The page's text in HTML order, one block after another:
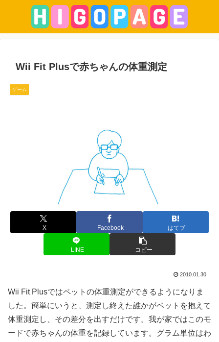
Wii Fit Plusで赤ちゃんの体重測定
ゲーム
X Facebook はてブ
LINE コピー
2010.01.30
Wii Fit Plusではペットの体重測定ができるようになりま
した。簡単にいうと、測定し終えた誰かがペットを抱えて
体重測定し、その差分を出すだけです。我が家ではこのモ
ードで赤ちゃんの体重を記録しています。グラム単位はわ